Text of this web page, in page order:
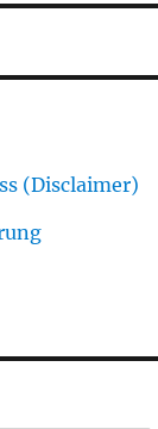
(Disclaimer)